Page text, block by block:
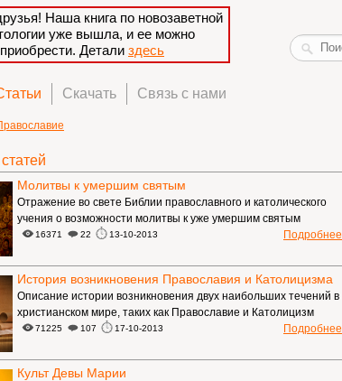
Наша книга по новозаветной
уже вышла, и ее можно
приобрести. Детали здесь
Скачать Связь с нами
Молитвы к умершим святым
Отражение во свете Библии православного и католического
учения о возможности молитвы к уже умершим святым
16371 22 13-10-2013 Подробнее
История возникновения Православия и Католицизма
Описание истории возникновения двух наибольших течений в
христианском мире, таких как Православие и Католицизм
71225 107 17-10-2013 Подробнее
Культ Девы Марии